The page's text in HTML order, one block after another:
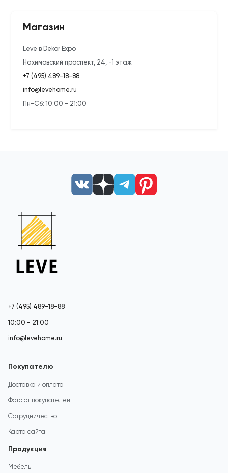
Магазин
Leve в Dekor Expo
Нахимовский проспект, 24, -1 этаж
+7 (495) 489-18-88
info@levehome.ru
Пн-Сб: 10:00 - 21:00
+7 (495) 489-18-88
10:00 - 21:00
info@levehome.ru
Покупателю
Доставка и оплата
Фото от покупателей
Сотрудничество
Карта сайта
Продукция
Мебель